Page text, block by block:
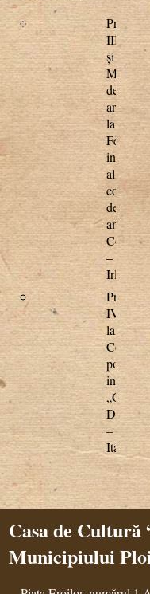
Premiul
III
şi
Medalia
de
argint
la
al
corurilor
de
amatori
Cork
–
Irlanda;
Premiul
IV
la
polifonic
„Guido
–
Italia.
Casa de
Municipiului